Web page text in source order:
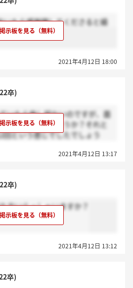
いたら感謝押してくださると嬉
2021年4月12日 18:00
卒)
いたら申し訳ないのですが、面
いましたでしょうか？それと
回という感じでしたでしょう
2021年4月12日 13:17
卒)
方いらっしゃいますか？
2021年4月12日 13:12
卒)